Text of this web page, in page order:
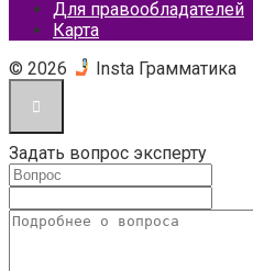
Для правообладателей
Карта
© 2026
Insta Грамматика
Задать вопрос эксперту